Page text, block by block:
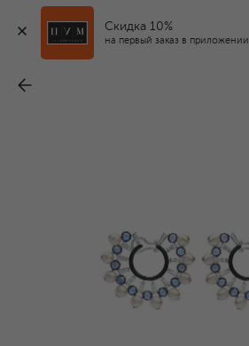
Скидка 10%
на первый заказ в приложении